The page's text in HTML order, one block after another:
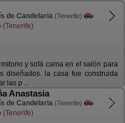
de Candelaria (Tenerife)
(Tenerife)
y sofá cama en el salón para
diseñados. la casa fue construida
las p ...
Anastasia
de Candelaria (Tenerife)
(Tenerife)